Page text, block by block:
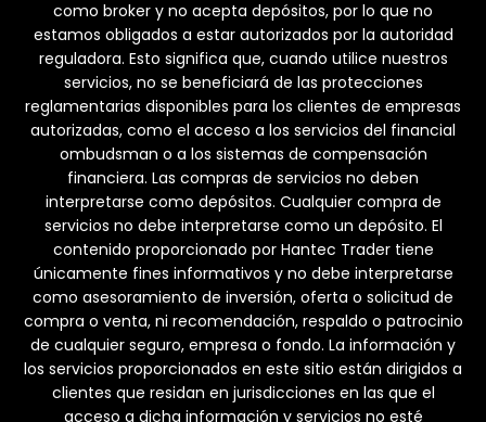
como broker y no acepta depósitos, por lo que no
estamos obligados a estar autorizados por la autoridad
reguladora. Esto significa que, cuando utilice nuestros
servicios, no se beneficiará de las protecciones
reglamentarias disponibles para los clientes de empresas
autorizadas, como el acceso a los servicios del financial
ombudsman o a los sistemas de compensación
financiera. Las compras de servicios no deben
interpretarse como depósitos. Cualquier compra de
servicios no debe interpretarse como un depósito. El
contenido proporcionado por Hantec Trader tiene
únicamente fines informativos y no debe interpretarse
como asesoramiento de inversión, oferta o solicitud de
compra o venta, ni recomendación, respaldo o patrocinio
de cualquier seguro, empresa o fondo. La información y
los servicios proporcionados en este sitio están dirigidos a
clientes que residan en jurisdicciones en las que el
acceso a dicha información y servicios no esté